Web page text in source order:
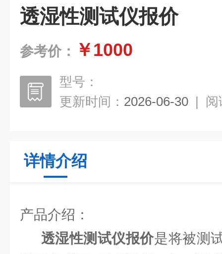
透湿性测试仪报价
参考价： ￥1000
型号：
更新时间： 2026-06-30 | 阅
详情介绍
产品介绍：
透湿性测试仪报价是将被测